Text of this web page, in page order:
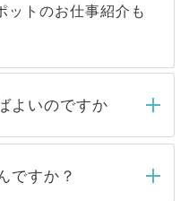
ットのお仕事紹介も
よいのですか
ら、弊社担当者がご
の後メールもしくは
ですか？